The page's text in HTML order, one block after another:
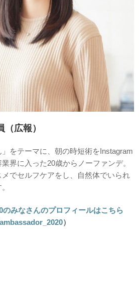
広報）
」をテーマに、朝の時短術をInstagram
界に入った20歳からノーファンデ。
でセルフケアをし、自然体でいられ
みなさんのプロフィールはこちら
）